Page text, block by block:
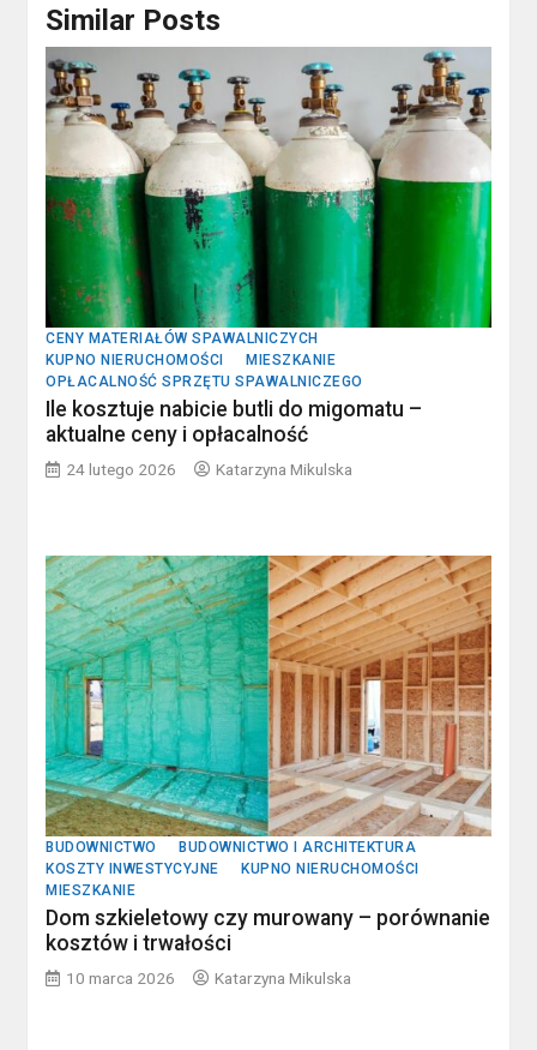
Similar Posts
CENY MATERIAŁÓW SPAWALNICZYCH
KUPNO NIERUCHOMOŚCI
MIESZKANIE
OPŁACALNOŚĆ SPRZĘTU SPAWALNICZEGO
Ile kosztuje nabicie butli do migomatu –
aktualne ceny i opłacalność
24 lutego 2026 Katarzyna Mikulska
BUDOWNICTWO
BUDOWNICTWO I ARCHITEKTURA
KOSZTY INWESTYCYJNE
KUPNO NIERUCHOMOŚCI
MIESZKANIE
Dom szkieletowy czy murowany – porównanie
kosztów i trwałości
10 marca 2026 Katarzyna Mikulska